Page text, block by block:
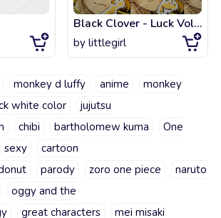
Black Clover - Luck Voltia
by littlegirl
monkey d luffy anime
monkey
white color
jujutsu
chibi bartholomew kuma
One
sexy
cartoon
parody zoro one piece
naruto
oggy and the
great characters
mei misaki